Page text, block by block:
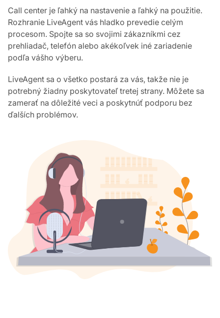
Call center je ľahký na nastavenie a ľahký na použitie.
Rozhranie LiveAgent vás hladko prevedie celým
procesom. Spojte sa so svojimi zákazníkmi cez
prehliadač, telefón alebo akékoľvek iné zariadenie
podľa vášho výberu.
LiveAgent sa o všetko postará za vás, takže nie je
potrebný žiadny poskytovateľ tretej strany. Môžete sa
zamerať na dôležité veci a poskytnúť podporu bez
ďalších problémov.